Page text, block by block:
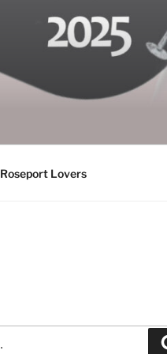
Roseport Lovers